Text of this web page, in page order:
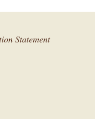
Statement